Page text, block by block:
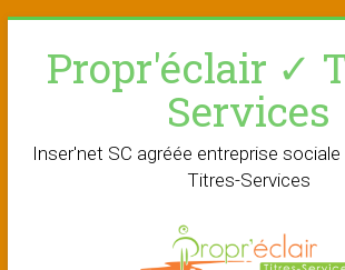
contentPropr'éclair ✓
Services
Inser'net SC agréée entreprise
Titres-Services